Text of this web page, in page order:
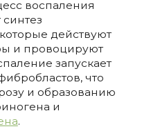
воспаления
действуют
и провоцируют
запускает
что
и образованию
и
.